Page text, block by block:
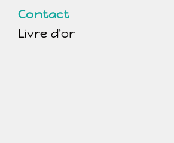
Contact
Livre d'or